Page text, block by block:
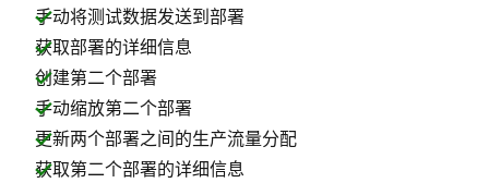
手动将测试数据发送到部署
获取部署的详细信息
创建第二个部署
手动缩放第二个部署
更新两个部署之间的生产流量分配
获取第二个部署的详细信息